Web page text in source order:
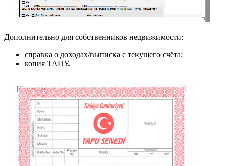
Дополнительно для собственников недвижимости:
справка о доходах/выписка с текущего счёта;
копия ТАПУ.